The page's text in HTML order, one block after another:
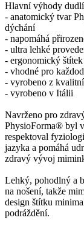
Hlavní výhody
- anatomický tvar
dýchání
- napomáhá
- ultra lehké
- ergonomický
- vhodné pro
- vyrobeno z
- vyrobeno v Itálii
Navrženo pro
PhysioForma® byl
respektoval
jazyka a pomáhá
zdravý vývoj
Lehký, pohodlný a
na nošení, takže
design štítku
podráždění.